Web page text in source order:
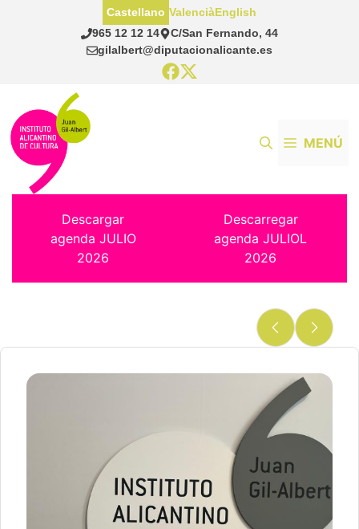
965 12 12 14
C/San Fernando, 44
gilalbert@diputacionalicante.es
Castellano ValenciàEnglish
MENÚ
Descargar
agenda JULIO
2026
Descarregar
agenda JULIOL
2026